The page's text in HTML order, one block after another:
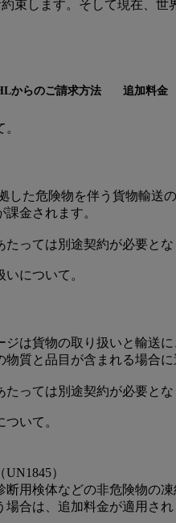
束します。そして現在、世
からのご請求方法 追加料金
した危険物を伴う貨物輸送
金されます。
っては別途契約が必要とな
について。
ジは貨物の取り扱いと輸送
質と品目が含まれる場合に
っては別途契約が必要とな
いて。
）
断用検体などの非危険物の
場合は、追加料金が適用され